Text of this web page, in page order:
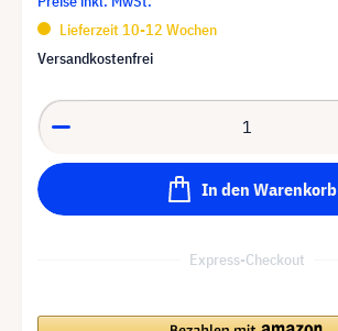
Lieferzeit 10-12 Wochen
Versandkostenfrei
In den Warenkorb
Express-Checkout